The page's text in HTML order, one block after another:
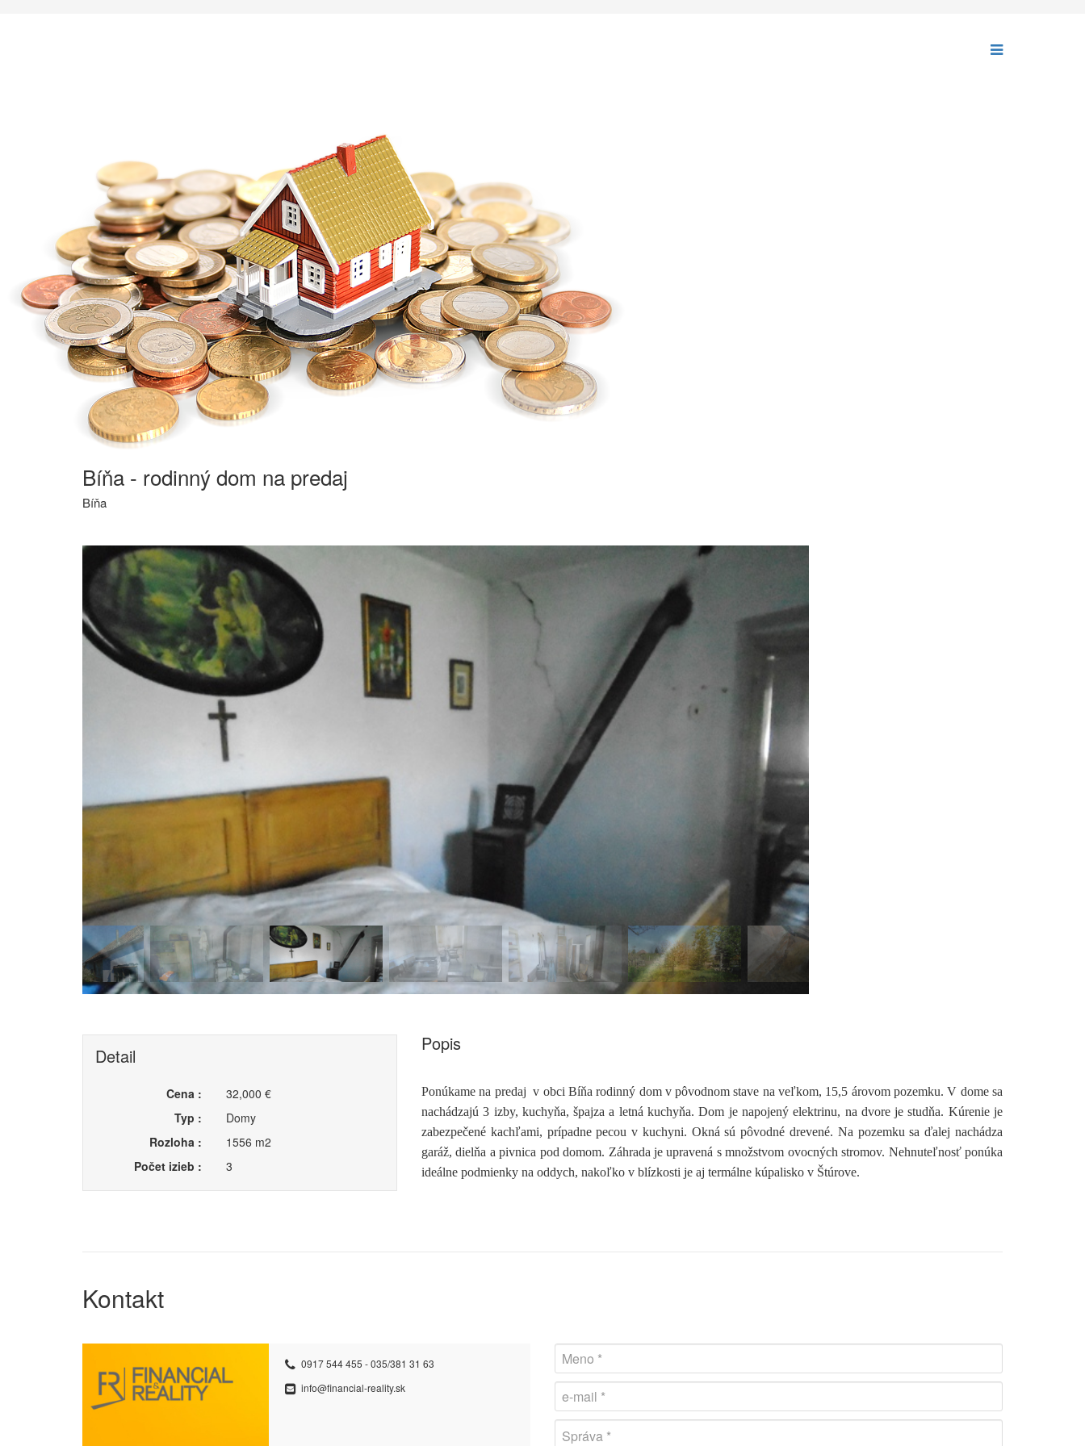
Bíňa - rodinný dom na predaj
Bíňa
Detail
Cena :
32,000 €
Typ :
Domy
Rozloha :
1556 m2
Počet izieb :
3
Popis
Ponúkame na predaj v obci Bíňa rodinný dom v pôvodnom stave na veľkom, 15,5 árovom pozemku. V dome sa
nachádzajú 3 izby, kuchyňa, špajza a letná kuchyňa. Dom je napojený elektrinu, na dvore je studňa. Kúrenie je
zabezpečené kachľami, prípadne pecou v kuchyni. Okná sú pôvodné drevené. Na pozemku sa ďalej nachádza
garáž, dielňa a pivnica pod domom. Záhrada je upravená s množstvom ovocných stromov. Nehnuteľnosť ponúka
ideálne podmienky na oddych, nakoľko v blízkosti je aj termálne kúpalisko v Štúrove.
Kontakt
0917 544 455 - 035/381 31 63
info@financial-reality.sk